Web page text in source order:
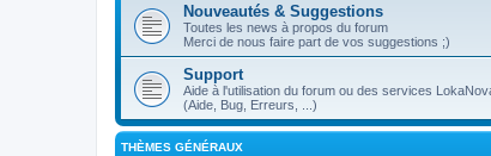
Nouveautés & Suggestions
Toutes les news à propos du forum
Merci de nous faire part de vos suggestions ;)
Support
Aide à l'utilisation du forum ou des services
(Aide, Bug, Erreurs, ...)
THÈMES GÉNÉRAUX